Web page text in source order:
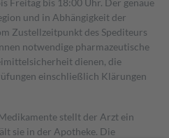
Freitag bis 18:00 Uhr. Der genaue
und in Abhängigkeit der
Zustellzeitpunkt des Spediteurs
notwendige pharmazeutische
dienen, die
einschließlich Klärungen
stellt der Arzt ein
sie in der Apotheke. Die